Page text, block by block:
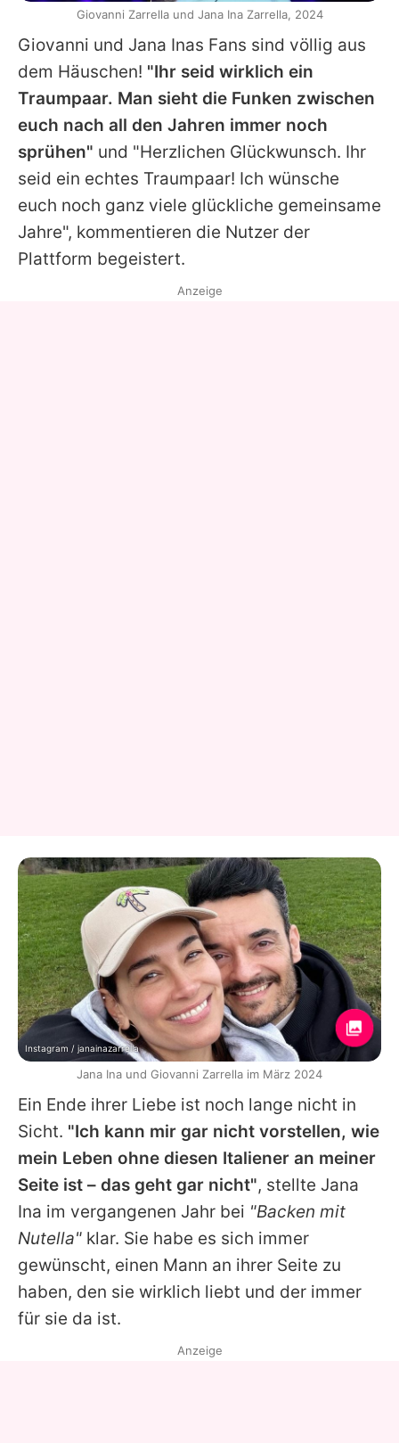
Giovanni und Jana Inas Fans sind völlig aus
dem Häuschen! "Ihr seid wirklich ein
Traumpaar. Man sieht die Funken zwischen
euch nach all den Jahren immer noch
sprühen" und "Herzlichen Glückwunsch. Ihr
seid ein echtes Traumpaar! Ich wünsche
euch noch ganz viele glückliche gemeinsame
Jahre", kommentieren die Nutzer der
Plattform begeistert.
Ein Ende ihrer Liebe ist noch lange nicht in
Sicht. "Ich kann mir gar nicht vorstellen, wie
mein Leben ohne diesen Italiener an meiner
Seite ist – das geht gar nicht", stellte Jana
Ina im vergangenen Jahr bei "Backen mit
Nutella" klar. Sie habe es sich immer
gewünscht, einen Mann an ihrer Seite zu
haben, den sie wirklich liebt und der immer
für sie da ist.
Giovanni Zarrella und Jana Ina Zarrella, 2024
Anzeige
Instagram / janainazarrella
Jana Ina und Giovanni Zarrella im März 2024
Anzeige